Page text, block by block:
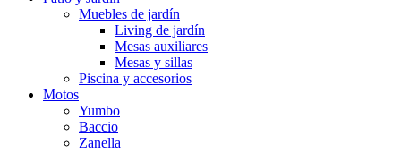
Muebles de jardín
Living de jardín
Mesas auxiliares
Mesas y sillas
Piscina y accesorios
Motos
Yumbo
Baccio
Zanella